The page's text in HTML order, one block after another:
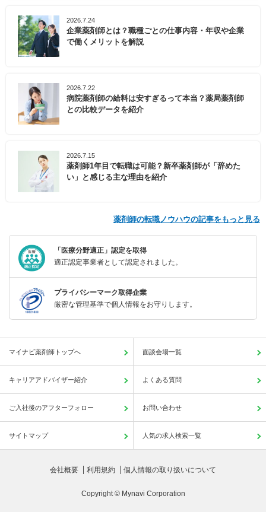
2026.7.24
企業薬剤師とは？職種ごとの仕事内容・年収や企業
で働くメリットを解説
2026.7.22
病院薬剤師の給料は安すぎるって本当？薬局薬剤師
との比較データを紹介
2026.7.15
薬剤師1年目で転職は可能？新卒薬剤師が「辞めた
い」と感じる主な理由を紹介
薬剤師の転職ノウハウの記事をもっと見る
「医療分野適正」認定を取得
適正認定事業者として認定されました。
プライバシーマーク取得企業
厳密な管理基準で個人情報をお守りします。
マイナビ薬剤師トップへ 面談会場一覧
キャリアアドバイザー紹介 よくある質問
ご入社後のアフターフォロー お問い合わせ
サイトマップ 人気の求人検索一覧
会社概要 利用規約 個人情報の取り扱いについて
Copyright © Mynavi Corporation